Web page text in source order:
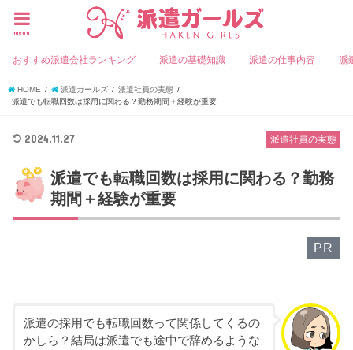
menu
おすすめ派遣会社ランキング 派遣の基礎知識 派遣の仕事内容 派
HOME 派遣ガールズ
派遣社員の実態
派遣でも転職回数は採用に関わる？勤務期間＋経験が重要
派遣社員の実態
2024.11.27
派遣でも転職回数は採用に関わる？勤務
期間＋経験が重要
PR
派遣の採用でも転職回数って関係してくるの
かしら？結局は派遣でも途中で辞めるような